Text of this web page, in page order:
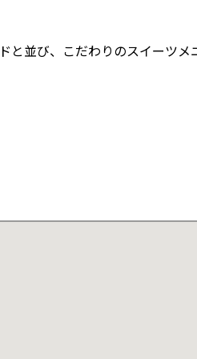
と並び、こだわりのスイーツメ